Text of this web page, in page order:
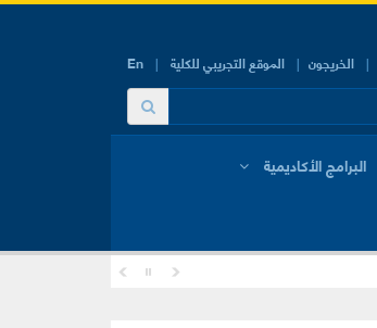
En الخريجون الموقع التجريبي للكلية
البرامج الأكاديمية